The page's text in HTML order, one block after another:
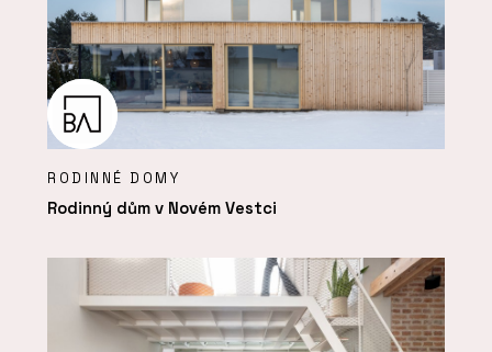
RODINNÉ DOMY
Rodinný dům v Novém Vestci